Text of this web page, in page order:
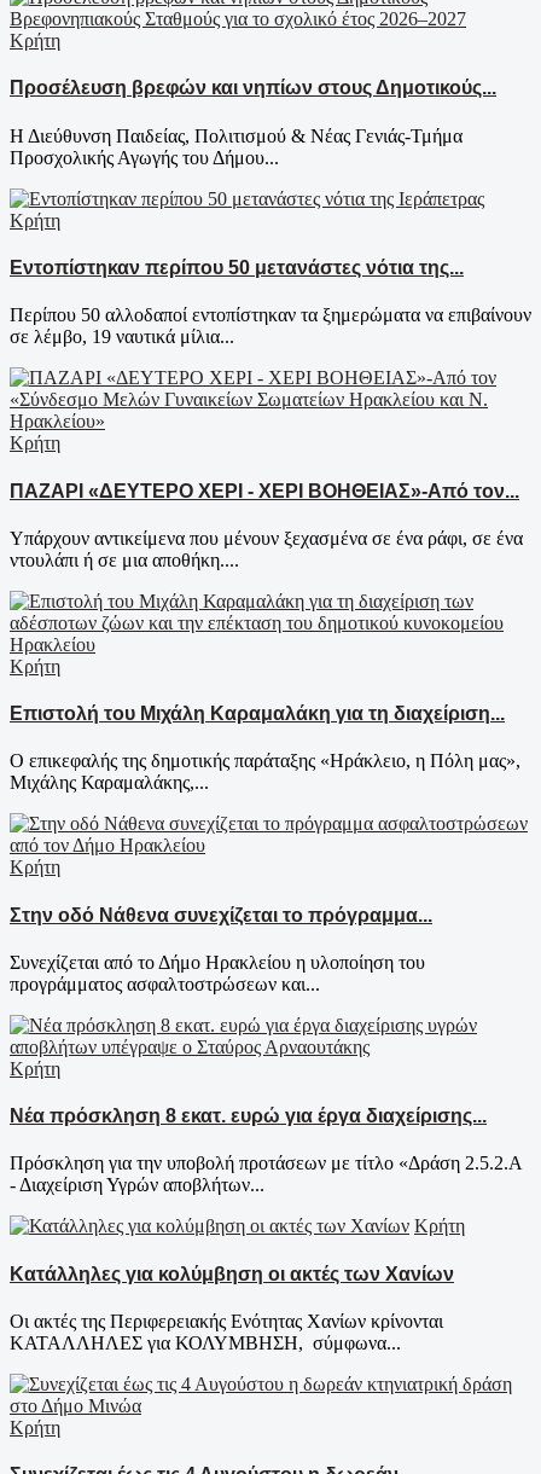
Κρήτη
Προσέλευση βρεφών και νηπίων στους Δημοτικούς...
Η Διεύθυνση Παιδείας, Πολιτισμού & Νέας Γενιάς-Τμήμα
Προσχολικής Αγωγής του Δήμου...
Κρήτη
Εντοπίστηκαν περίπου 50 μετανάστες νότια της...
Περίπου 50 αλλοδαποί εντοπίστηκαν τα ξημερώματα να επιβαίνουν
σε λέμβο, 19 ναυτικά μίλια...
Κρήτη
ΠΑΖΑΡΙ «ΔΕΥΤΕΡΟ ΧΕΡΙ - ΧΕΡΙ ΒΟΗΘΕΙΑΣ»-Από τον...
Υπάρχουν αντικείμενα που μένουν ξεχασμένα σε ένα ράφι, σε ένα
ντουλάπι ή σε μια αποθήκη....
Κρήτη
Επιστολή του Μιχάλη Καραμαλάκη για τη διαχείριση...
Ο επικεφαλής της δημοτικής παράταξης «Ηράκλειο, η Πόλη μας»,
Μιχάλης Καραμαλάκης,...
Κρήτη
Στην οδό Νάθενα συνεχίζεται το πρόγραμμα...
Συνεχίζεται από το Δήμο Ηρακλείου η υλοποίηση του
προγράμματος ασφαλτοστρώσεων και...
Κρήτη
Νέα πρόσκληση 8 εκατ. ευρώ για έργα διαχείρισης...
Πρόσκληση για την υποβολή προτάσεων με τίτλο «Δράση 2.5.2.Α
- Διαχείριση Υγρών αποβλήτων...
Κρήτη
Κατάλληλες για κολύμβηση οι ακτές των Χανίων
Οι ακτές της Περιφερειακής Ενότητας Χανίων κρίνονται
ΚΑΤΑΛΛΗΛΕΣ για ΚΟΛΥΜΒΗΣΗ, σύμφωνα...
Κρήτη